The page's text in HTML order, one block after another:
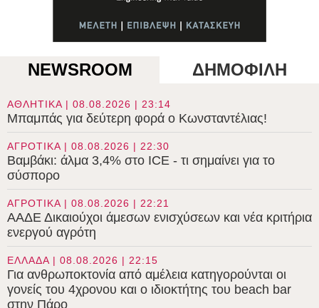
NEWSROOM ΔΗΜΟΦΙΛΗ
ΑΘΛΗΤΙΚΑ | 08.08.2026 | 23:14
Μπαμπάς για δεύτερη φορά ο Κωνσταντέλιας!
ΑΓΡΟΤΙΚΑ | 08.08.2026 | 22:30
Βαμβάκι: άλμα 3,4% στο ICE - τι σημαίνει για το
σύσπορο
ΑΓΡΟΤΙΚΑ | 08.08.2026 | 22:21
ΑΑΔΕ Δικαιούχοι άμεσων ενισχύσεων και νέα κριτήρια
ενεργού αγρότη
ΕΛΛΑΔΑ | 08.08.2026 | 22:15
Για ανθρωποκτονία από αμέλεια κατηγορούνται οι
γονείς του 4χρονου και ο ιδιοκτήτης του beach bar
στην Πάρο